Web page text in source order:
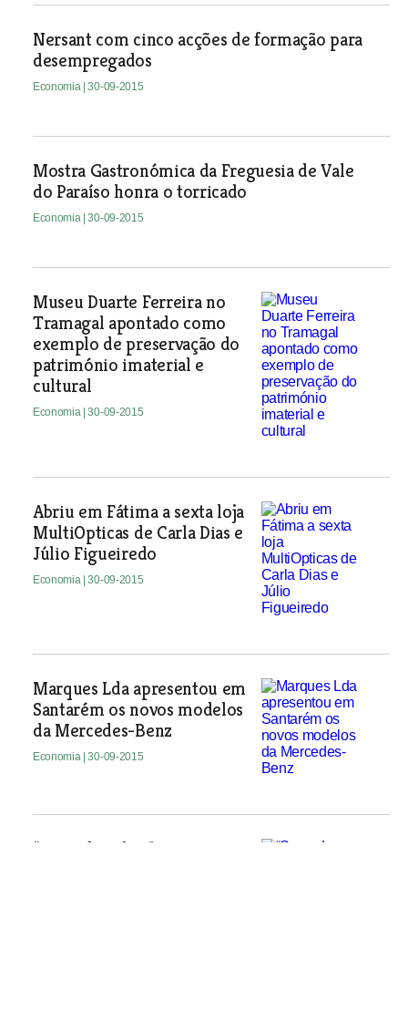
Nersant com cinco acções de formação para
desempregados
Economia | 30-09-2015
Mostra Gastronómica da Freguesia de Vale
do Paraíso honra o torricado
Economia | 30-09-2015
Museu Duarte Ferreira no
Tramagal apontado como
exemplo de preservação do
património imaterial e
cultural
Economia | 30-09-2015
Abriu em Fátima a sexta loja
MultiOpticas de Carla Dias e
Júlio Figueiredo
Economia | 30-09-2015
Marques Lda apresentou em
Santarém os novos modelos
da Mercedes-Benz
Economia | 30-09-2015
“Serra do Saber” comemora 8º